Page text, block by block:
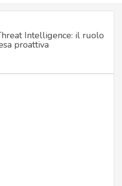
Intelligence: il ruolo
proattiva